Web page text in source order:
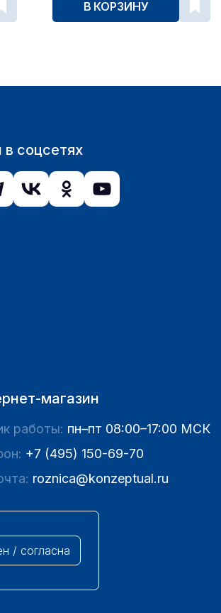
В КОРЗИНУ
соцсетях
магазин
работы: пн–пт 08:00–17:00 МСК
+7 (495) 150-69-70
roznica@konzeptual.ru
/ согласна